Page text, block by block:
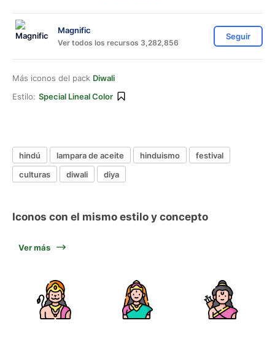
Magnific
Ver todos los recursos 3,282,856
Seguir
Más iconos del pack Diwali
Estilo: Special Lineal Color
hindú lampara de aceite hinduismo
festival
culturas
diwali diya
Iconos con el mismo estilo y concepto
Ver más